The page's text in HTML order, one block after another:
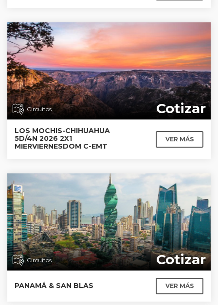
Circuitos Cotizar
LOS MOCHIS-CHIHUAHUA
5D/4N 2026 2X1
MIERVIERNESDOM C-EMT
VER MÁS
Circuitos Cotizar
PANAMÁ & SAN BLAS VER MÁS